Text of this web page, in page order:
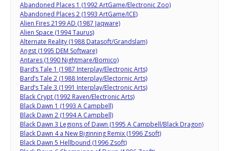
Abandoned Places 1 (1992 ArtGame/Electronic Zoo)
Abandoned Places 2 (1993 ArtGame/ICE)
Alien Fires 2199 AD (1987 Jaqware)
Alien Space (1994 Taurus)
Alternate Reality (1988 Datasoft/Grandslam)
Angst (1995 DEM Software)
Antares (1990 Nightmare/Bomico)
Bard’s Tale 1 (1987 Interplay/Electronic Arts)
Bard’s Tale 2 (1988 Interplay/Electornic Arts)
Bard’s Tale 3 (1991 Interplay/Electronic Arts)
Black Crypt (1992 Raven/Electronic Arts)
Black Dawn 1 (1993 A Campbell)
Black Dawn 2 (1994 A Campbell)
Black Dawn 3 Legions of Dawn (1995 A Campbell/Black Dragon)
Black Dawn 4 a New Biginning Remix (1996 Zsoft)
Black Dawn 5 Hellbound (1996 Zsoft)